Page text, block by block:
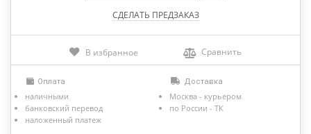
В избранное Сравнить
Оплата
наличными
банковский перевод
наложенный платеж
Доставка
Москва - курьером
по России - ТК